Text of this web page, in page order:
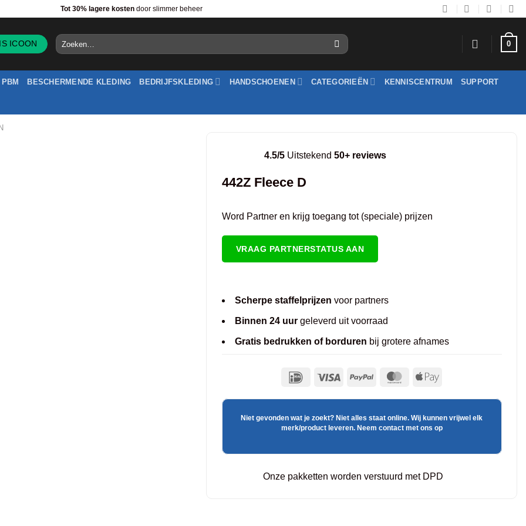
Tot 30% lagere kosten door slimmer beheer
Zoeken
naar:
0
PBM BESCHERMENDE KLEDING BEDRIJFSKLEDING HANDSCHOENEN CATEGORIEËN KENNISCENTRUM SUPPORT
4.5/5 Uitstekend 50+ reviews
442Z Fleece D
Word Partner en krijg toegang tot (speciale) prijzen
VRAAG PARTNERSTATUS AAN
Scherpe staffelprijzen voor partners
Binnen 24 uurgeleverd uit voorraad
Gratis bedrukken of borduren bij grotere afnames
Niet gevonden wat je zoekt? Niet alles staat online. Wij kunnen vrijwel elk
merk/product leveren. Neem contact met ons op
Onze pakketten worden verstuurd met DPD